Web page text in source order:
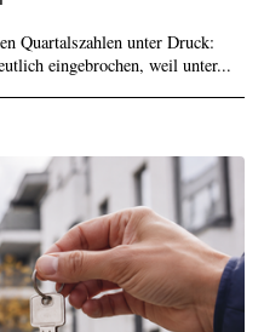
Quartalszahlen unter Druck:
eingebrochen, weil unter...